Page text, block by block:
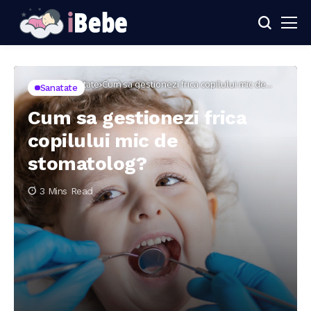
Home Sanatate Cum sa gestionezi frica copilului mic de
stomatolog?
Sanatate
Cum sa gestionezi frica
copilului mic de
stomatolog?
3 Mins Read